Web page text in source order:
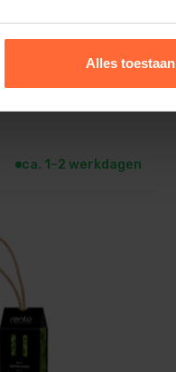
Alles toestaan
ca. 1–2 werkdagen